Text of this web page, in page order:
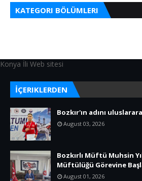
KATEGORI BÖLÜMLERI
Konya İli Web sitesi
İÇERIKLERDEN
Bozkır'ın adını
August 03, 2026
Bozkırlı Müftü Muhsin
Müftülüğü Görevine
August 01, 2026